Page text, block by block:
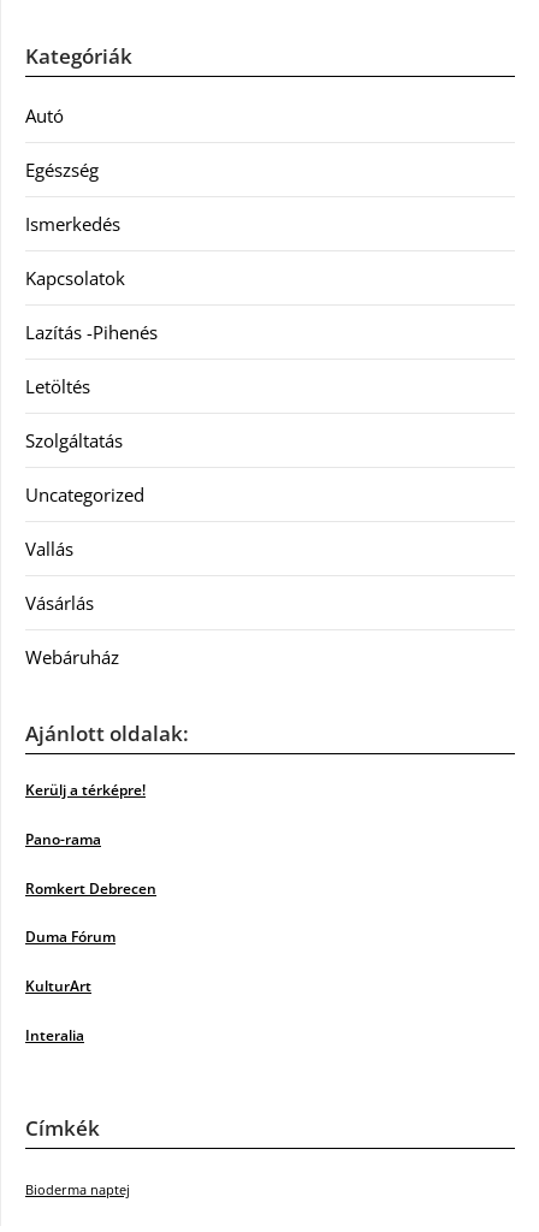
Kategóriák
Autó
Egészség
Ismerkedés
Kapcsolatok
Lazítás -Pihenés
Letöltés
Szolgáltatás
Uncategorized
Vallás
Vásárlás
Webáruház
Ajánlott oldalak:
Kerülj a térképre!
Pano-rama
Romkert Debrecen
Duma Fórum
KulturArt
Interalia
Címkék
Bioderma naptej